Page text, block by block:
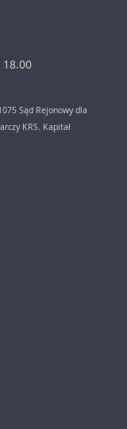
Sąd Rejonowy dla
KRS. Kapitał